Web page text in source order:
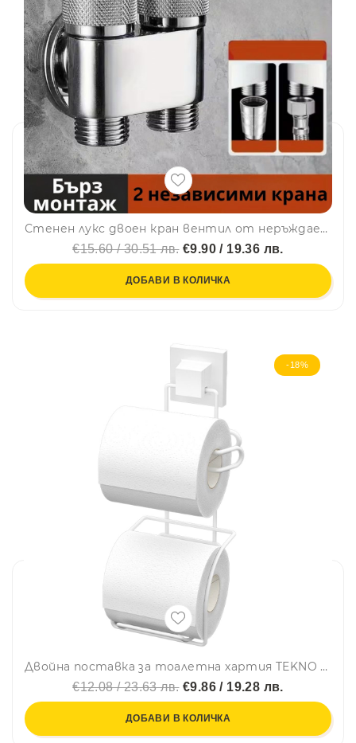
Стенен лукс двоен кран вентил от неръждаема стомана за биде, душче, за банята и кухнята 1/2" × 1/2" × 1/2", ХРОМ
€15.60 / 30.51 лв.€9.90 / 19.36 лв.
ДОБАВИ В КОЛИЧКА
-18%
Двойна поставка за тоалетна хартия TEKNO TEL EF 282W, 13х14х29 см, Двойно залепване, Бял
€12.08 / 23.63 лв.€9.86 / 19.28 лв.
ДОБАВИ В КОЛИЧКА